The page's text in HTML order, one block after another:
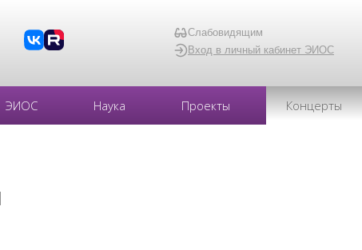
Слабовидящим
Вход в личный кабинет ЭИОС
ЭИОС Наука Проекты Концерты